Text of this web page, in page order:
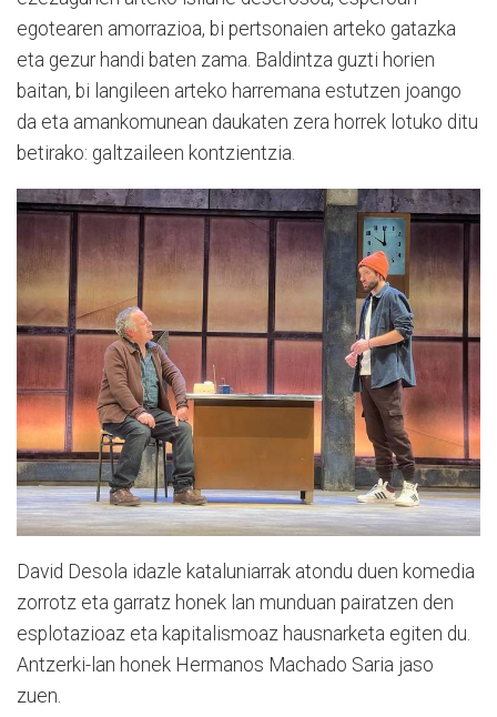
egotearen amorrazioa, bi pertsonaien arteko gatazka
eta gezur handi baten zama. Baldintza guzti horien
baitan, bi langileen arteko harremana estutzen joango
da eta amankomunean daukaten zera horrek lotuko ditu
betirako: galtzaileen kontzientzia.
David Desola idazle kataluniarrak atondu duen komedia
zorrotz eta garratz honek lan munduan pairatzen den
esplotazioaz eta kapitalismoaz hausnarketa egiten du.
Antzerki-lan honek Hermanos Machado Saria jaso
zuen.